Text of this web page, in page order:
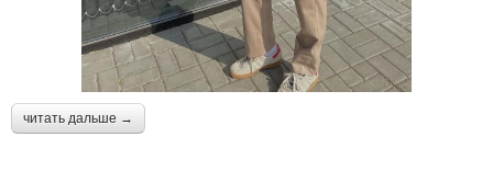
читать дальше →